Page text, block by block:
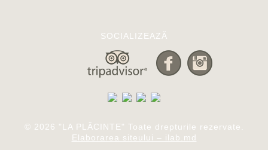
SOCIALIZEAZĂ
© 2026 "LA PLĂCINTE" Toate drepturile rezervate.
Elaborarea siteului – ilab.md